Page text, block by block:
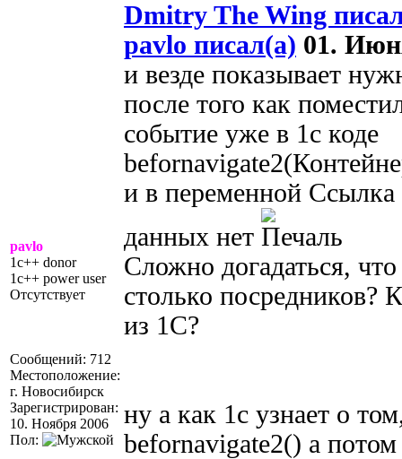
pavlo
1c++ donor
1c++ power user
Отсутствует
Сообщений: 712
Местоположение:
г. Новосибирск
Зарегистрирован:
10. Ноября 2006
Пол:
Dmitry The Wing
pavlo писал(а) 01.
и везде показывает
после того как
событие уже в 1с коде
и в переменной Ссылка
данных нет
Сложно догадаться,
столько посредников?
из 1С?
ну а как 1с узнает о
befornavigate2() а